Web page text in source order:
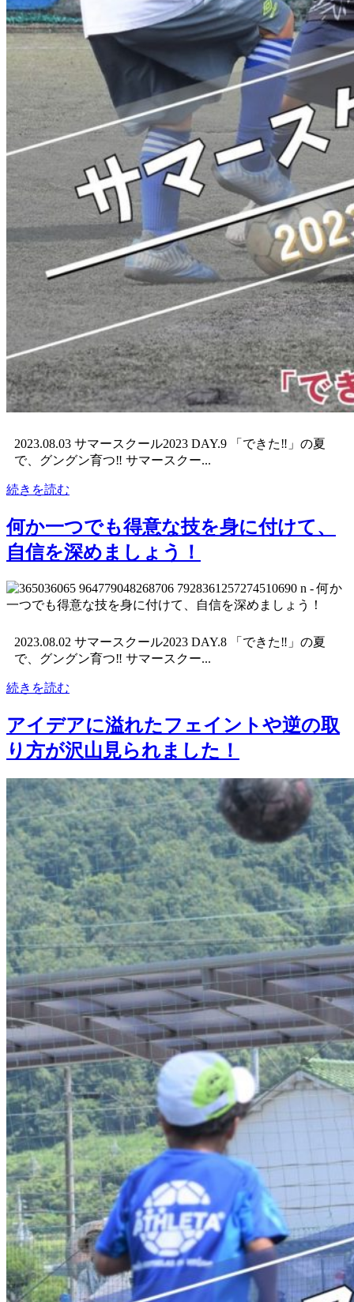
2023.08.03 サマースクール2023 DAY.9 「できた‼︎」の夏
で、グングン育つ‼︎ サマースクー...
続きを読む
何か一つでも得意な技を身に付けて、
自信を深めましょう！
2023.08.02 サマースクール2023 DAY.8 「できた‼︎」の夏
で、グングン育つ‼︎ サマースクー...
続きを読む
アイデアに溢れたフェイントや逆の取
り方が沢山見られました！